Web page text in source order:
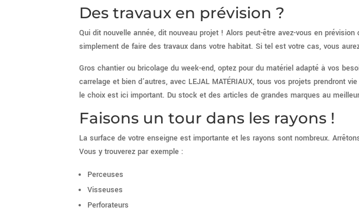
Des travaux en prévision ?
Qui dit nouvelle année, dit nouveau projet ! Alors peut-être avez-vous en
simplement de faire des travaux dans votre habitat. Si tel est votre cas, vous
Gros chantier ou bricolage du week-end, optez pour du matériel adapté à vos
carrelage et bien d’autres, avec LEJAL MATÉRIAUX, tous vos projets prendront
le choix est ici important. Du stock et des articles de grandes marques au
Faisons un tour dans les rayons !
La surface de votre enseigne est importante et les rayons sont nombreux.
Vous y trouverez par exemple :
Perceuses
Visseuses
Perforateurs